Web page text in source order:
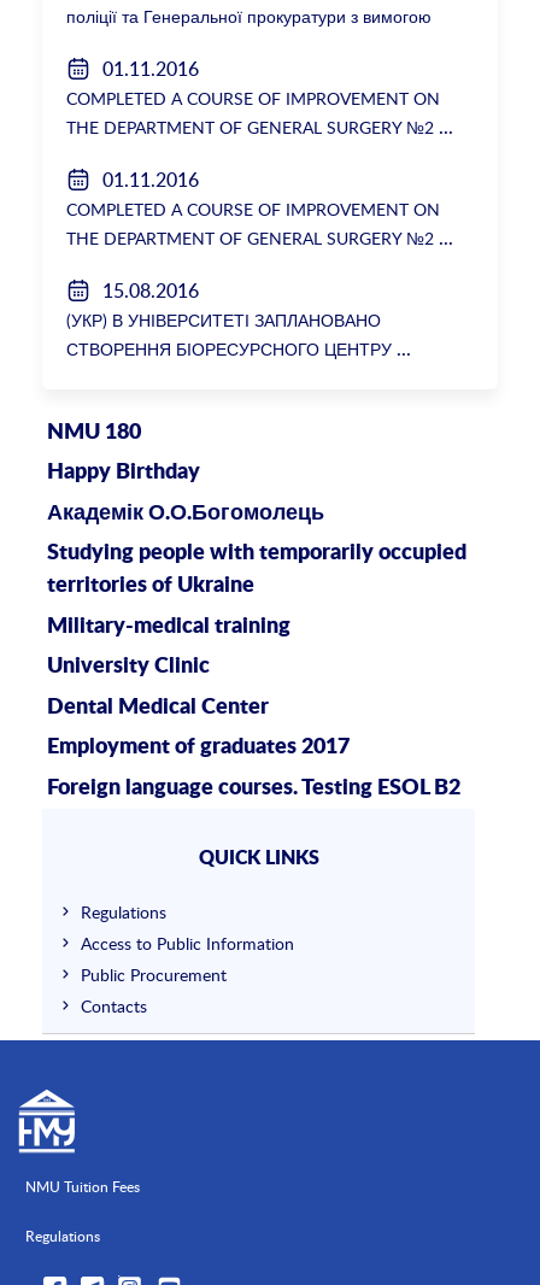
поліції та Генеральної прокуратури з вимогою
ректорки НМУ Катерини Амосової
01.11.2016
COMPLETED A COURSE OF IMPROVEMENT ON
THE DEPARTMENT OF GENERAL SURGERY №2
01.11.2016
COMPLETED A COURSE OF IMPROVEMENT ON
THE DEPARTMENT OF GENERAL SURGERY №2
15.08.2016
(УКР) В УНІВЕРСИТЕТІ ЗАПЛАНОВАНО
СТВОРЕННЯ БІОРЕСУРСНОГО ЦЕНТРУ
NMU 180
Happy Birthday
Академік О.О.Богомолець
Studying people with temporarily occupied
territories of Ukraine
Military-medical training
University Clinic
Dental Medical Center
Employment of graduates 2017
Foreign language courses. Testing ESOL B2
QUICK LINKS
Regulations
Access to Public Information
Public Procurement
Contacts
NMU Tuition Fees
Regulations